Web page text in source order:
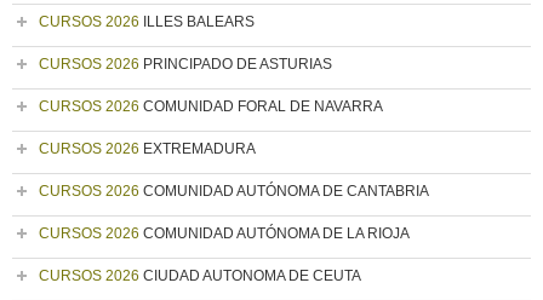
CURSOS 2026 ILLES BALEARS
CURSOS 2026 PRINCIPADO DE ASTURIAS
CURSOS 2026 COMUNIDAD FORAL DE NAVARRA
CURSOS 2026 EXTREMADURA
CURSOS 2026 COMUNIDAD AUTÓNOMA DE CANTABRIA
CURSOS 2026 COMUNIDAD AUTÓNOMA DE LA RIOJA
CURSOS 2026 CIUDAD AUTONOMA DE CEUTA